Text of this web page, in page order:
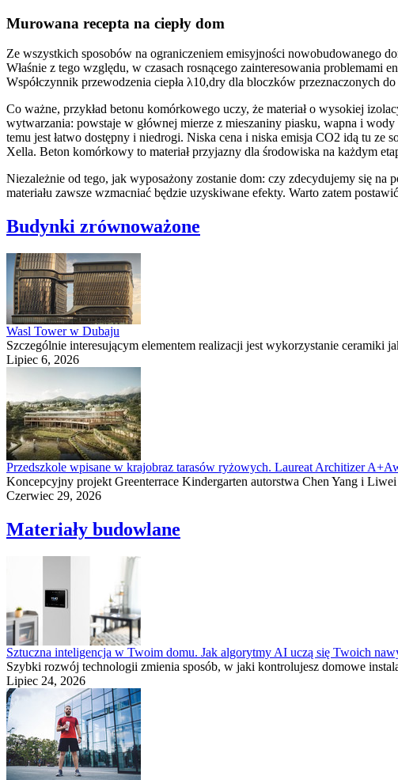
Murowana recepta na ciepły dom
Ze wszystkich sposobów na ograniczeniem emisyjności nowobudowanego
Właśnie z tego względu, w czasach rosnącego zainteresowania problemami
Współczynnik przewodzenia ciepła λ10,dry dla bloczków przeznaczonych
Co ważne, przykład betonu komórkowego uczy, że materiał o wysokiej
wytwarzania: powstaje w głównej mierze z mieszaniny piasku, wapna i
temu jest łatwo dostępny i niedrogi. Niska cena i niska emisja CO2 idą tu
Xella. Beton komórkowy to materiał przyjazny dla środowiska na każdym
Niezależnie od tego, jak wyposażony zostanie dom: czy zdecydujemy się na
materiału zawsze wzmacniać będzie uzyskiwane efekty. Warto zatem
Budynki zrównoważone
Wasl Tower w Dubaju
Szczególnie interesującym elementem realizacji jest wykorzystanie ceramiki
Lipiec 6, 2026
Przedszkole wpisane w krajobraz tarasów ryżowych. Laureat Architizer
Koncepcyjny projekt Greenterrace Kindergarten autorstwa Chen Yang i
Czerwiec 29, 2026
Materiały budowlane
Sztuczna inteligencja w Twoim domu. Jak algorytmy AI uczą się Twoich
Szybki rozwój technologii zmienia sposób, w jaki kontrolujesz domowe
Lipiec 24, 2026